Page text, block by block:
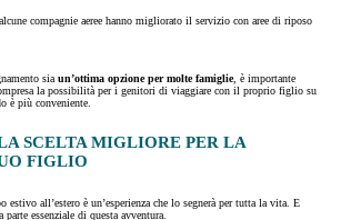
compagnie aeree hanno migliorato il servizio con aree di riposo
sia un’ottima opzione per molte famiglie, è importante
la possibilità per i genitori di viaggiare con il proprio figlio su
è più conveniente.
SCELTA MIGLIORE PER LA
FIGLIO
estivo all’estero è un’esperienza che lo segnerà per tutta la vita. E
essenziale di questa avventura.